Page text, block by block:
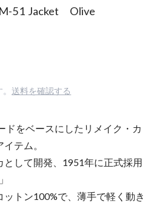
51 Jacket Olive
送料を確認する
ドをベースにしたリメイク・カ
テム。
して開発、1951年に正式採用
トン100%で、薄手で軽く動き